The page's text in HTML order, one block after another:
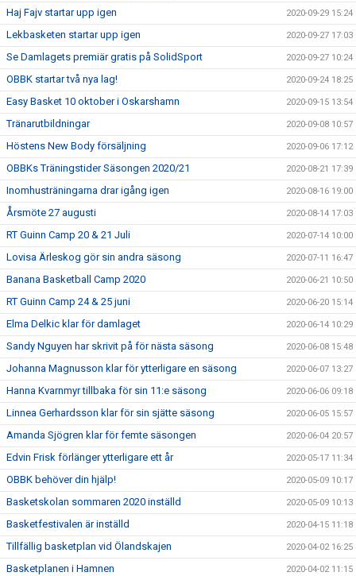
Haj Fajv startar upp igen 2020-09-29 15:24
Lekbasketen startar upp igen 2020-09-27 17:03
Se Damlagets premiär gratis på SolidSport 2020-09-27 10:24
OBBK startar två nya lag! 2020-09-24 18:25
Easy Basket 10 oktober i Oskarshamn 2020-09-15 13:54
Tränarutbildningar 2020-09-08 10:57
Höstens New Body försäljning 2020-09-06 17:12
OBBKs Träningstider Säsongen 2020/21 2020-08-21 17:39
Inomhusträningarna drar igång igen 2020-08-16 19:00
Årsmöte 27 augusti 2020-08-14 17:03
RT Guinn Camp 20 & 21 Juli 2020-07-14 10:00
Lovisa Ärleskog gör sin andra säsong 2020-07-11 16:47
Banana Basketball Camp 2020 2020-06-21 10:50
RT Guinn Camp 24 & 25 juni 2020-06-20 15:14
Elma Delkic klar för damlaget 2020-06-14 10:29
Sandy Nguyen har skrivit på för nästa säsong 2020-06-08 15:48
Johanna Magnusson klar för ytterligare en säsong 2020-06-07 13:27
Hanna Kvarnmyr tillbaka för sin 11:e säsong 2020-06-06 09:18
Linnea Gerhardsson klar för sin sjätte säsong 2020-06-05 15:57
Amanda Sjögren klar för femte säsongen 2020-06-04 20:57
Edvin Frisk förlänger ytterligare ett år 2020-05-17 11:34
OBBK behöver din hjälp! 2020-05-09 10:17
Basketskolan sommaren 2020 inställd 2020-05-09 10:13
Basketfestivalen är inställd 2020-04-15 11:18
Tillfällig basketplan vid Ölandskajen 2020-04-02 16:25
Basketplanen i Hamnen 2020-04-02 11:15